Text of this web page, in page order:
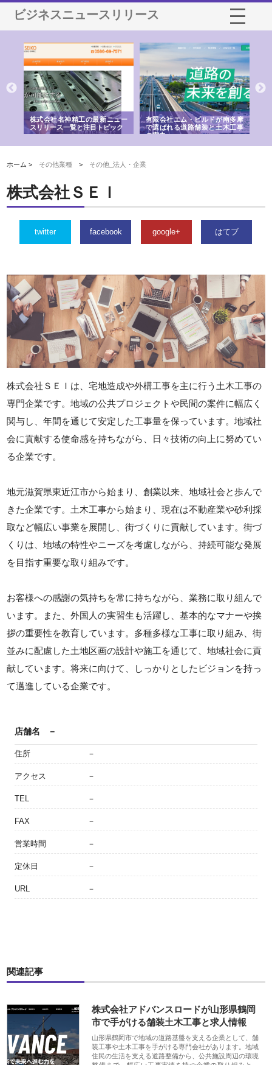
ビジネスニュースリリース
株式会社名神精工の最新ニュー
スリリース一覧と注目トピック
有限会社エム・ビルドが南多摩
で選ばれる道路舗装と土木工事
の実力
ホーム > その他業種 > その他_法人・企業
株式会社ＳＥＩ
twitter facebook google+ はてブ
株式会社ＳＥＩは、宅地造成や外構工事を主に行う土木工事の
専門企業です。地域の公共プロジェクトや民間の案件に幅広く
関与し、年間を通じて安定した工事量を保っています。地域社
会に貢献する使命感を持ちながら、日々技術の向上に努めてい
る企業です。
地元滋賀県東近江市から始まり、創業以来、地域社会と歩んで
きた企業です。土木工事から始まり、現在は不動産業や砂利採
取など幅広い事業を展開し、街づくりに貢献しています。街づ
くりは、地域の特性やニーズを考慮しながら、持続可能な発展
を目指す重要な取り組みです。
お客様への感謝の気持ちを常に持ちながら、業務に取り組んで
います。また、外国人の実習生も活躍し、基本的なマナーや挨
拶の重要性を教育しています。多種多様な工事に取り組み、街
並みに配慮した土地区画の設計や施工を通じて、地域社会に貢
献しています。将来に向けて、しっかりとしたビジョンを持っ
て邁進している企業です。
店舗名 －
住所 －
アクセス －
TEL －
FAX －
営業時間 －
定休日 －
URL －
関連記事
株式会社アドバンスロードが山形県鶴岡
市で手がける舗装土木工事と求人情報
山形県鶴岡市で地域の道路基盤を支える企業として、舗
装工事や土木工事を手がける専門会社があります。地域
住民の生活を支える道路整備から、公共施設周辺の環境